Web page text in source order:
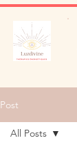
Post
All Posts